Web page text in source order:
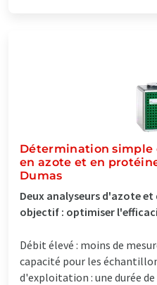
Détermination simple
en azote et en
Dumas
Deux analyseurs d'azote
objectif : optimiser
Débit élevé : moins de
capacité pour les
d'exploitation : une durée